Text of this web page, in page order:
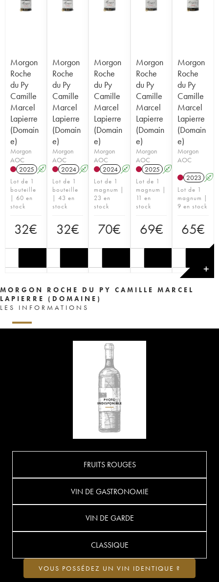
Morgon
Roche
du Py
Camille
Marcel
Lapierre
(Domain
e)
Morgon
AOC
2025 A S
Lot de 1
bouteille
| 60 en
stock
32€
Morgon
Roche
du Py
Camille
Marcel
Lapierre
(Domain
e)
Morgon
AOC
2024 A S
Lot de 1
bouteille
| 43 en
stock
32€
Morgon
Roche
du Py
Camille
Marcel
Lapierre
(Domain
e)
Morgon
AOC
2024 A S
Lot de 1
magnum |
23 en
stock
70€
Morgon
Roche
du Py
Camille
Marcel
Lapierre
(Domain
e)
Morgon
AOC
2025 A
Lot de 1
magnum |
11 en
stock
69€
Morgon
Roche
du Py
Camille
Marcel
Lapierre
(Domain
e)
Morgon
AOC
2023 A
Lot de 1
magnum |
9 en stock
65€
✕
MORGON ROCHE DU PY CAMILLE MARCEL
LAPIERRE (DOMAINE)
LES INFORMATIONS
FRUITS ROUGES
VIN DE GASTRONOMIE
VIN DE GARDE
CLASSIQUE
VOUS POSSÉDEZ UN VIN IDENTIQUE ?